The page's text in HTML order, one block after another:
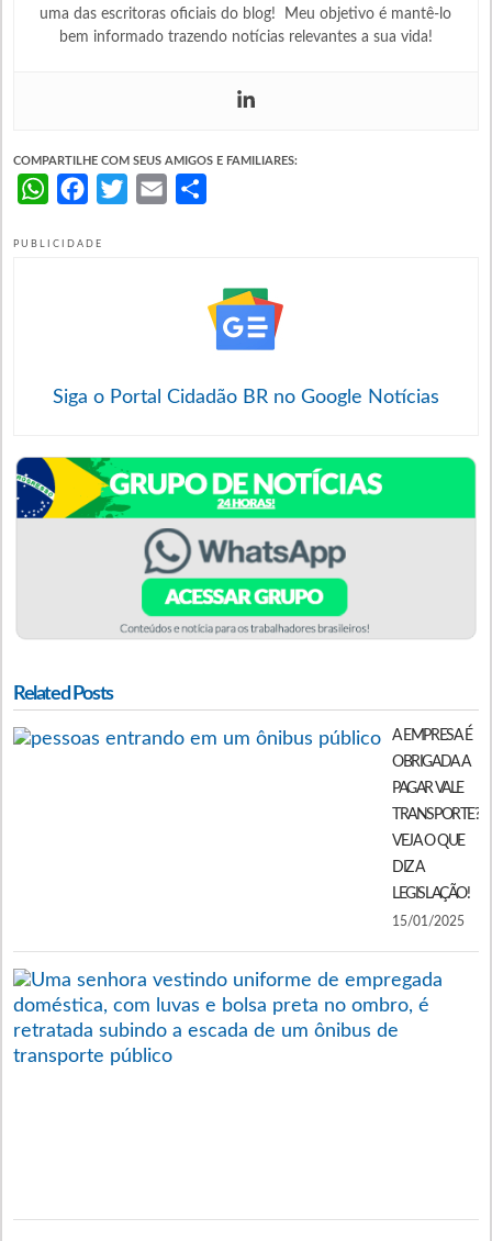
uma das escritoras oficiais do blog! Meu objetivo é mantê-lo
bem informado trazendo notícias relevantes a sua vida!
COMPARTILHE COM SEUS AMIGOS E FAMILIARES:
WhatsAppFacebookTwitterEmail
PUBLICIDADE
Siga o Portal Cidadão BR no Google Notícias
Related Posts
A EMPRESA É
OBRIGADA A
PAGAR VALE
TRANSPORTE?
VEJA O QUE
DIZ A
LEGISLAÇÃO!
15/01/2025